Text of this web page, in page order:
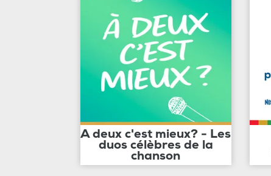
A deux c'est mieux? - Les
duos célèbres de la
chanson